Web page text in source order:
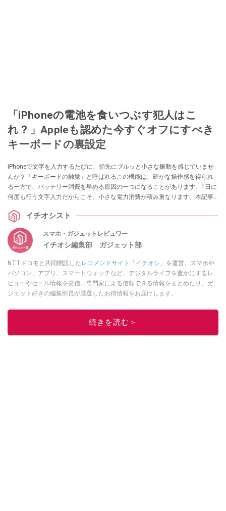
「iPhoneの電池を食いつぶす犯人はこ
れ？」Appleも認めた今すぐオフにすべき
キーボードの裏設定
iPhoneで文字を入力するたびに、指先にブルッと小さな振動を感じていませ
んか？「キーボードの触覚」と呼ばれるこの機能は、確かな操作感を得られ
る一方で、バッテリー消費を早める原因の一つになることがあります。1日に
何度も行う文字入力だからこそ、小さな電力消費が積み重なります。本記事
をオフにする手順を解説します。
イチオシスト
スマホ・ガジェットレビュワー
イチオシ編集部 ガジェット部
NTTドコモと共同開設したレコメンドサイト「イチオシ」 を運営。スマホや
パソコン、アプリ、スマートウォッチなど、デジタルライフを豊かにするレ
ビューやセール情報を発信。専門家による信頼できる情報をまとめたり、ガ
ジェット好きの編集部員が厳選したお得情報をお届けします。
このイチオシストの他の記事を読む
続きを読む＞